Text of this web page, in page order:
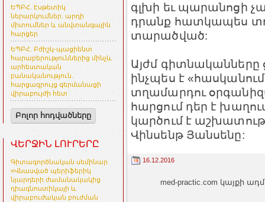
ԵՊԲՀ. Էսթետիկ
ներարկումներ. արդի
միտումներ և անվտանգային
հարցեր
ԵՊԲՀ. Բժիշկ-պացիենտ
հարաբերություններից մինչև
արհեստական
բանականություն.
հարցազրույց գերմանացի
վիրաբույժի հետ
Բոլոր հոդվածները
ՎԵՐՋԻՆ ԼՈՒՐԵՐԸ
Գիտագործնական սեմինար
«Վնասված պերիֆերիկ
նյարդերի ժամանակակից
դիագնոստիկայի և
վիրաբուժական բուժման
գլխի եւ պարանոցի
դրանք հատկապես
տարածված:
Այժմ գիտնականները
ինչպես է
տղամարդու
հարցում դեր է
կարծում է
Վինսենթ Յանսենը:
16.12.2016
med-practic.com կայքի